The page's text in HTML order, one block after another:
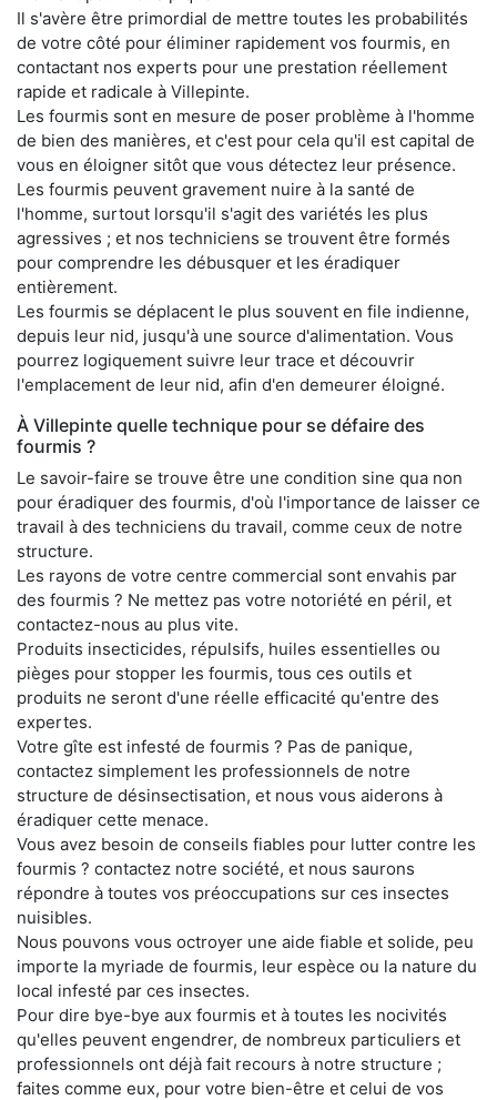
Il s'avère être primordial de mettre toutes les probabilités
de votre côté pour éliminer rapidement vos fourmis, en
contactant nos experts pour une prestation réellement
rapide et radicale à Villepinte.
Les fourmis sont en mesure de poser problème à l'homme
de bien des manières, et c'est pour cela qu'il est capital de
vous en éloigner sitôt que vous détectez leur présence.
Les fourmis peuvent gravement nuire à la santé de
l'homme, surtout lorsqu'il s'agit des variétés les plus
agressives ; et nos techniciens se trouvent être formés
pour comprendre les débusquer et les éradiquer
entièrement.
Les fourmis se déplacent le plus souvent en file indienne,
depuis leur nid, jusqu'à une source d'alimentation. Vous
pourrez logiquement suivre leur trace et découvrir
l'emplacement de leur nid, afin d'en demeurer éloigné.
À Villepinte quelle technique pour se défaire des
fourmis ?
Le savoir-faire se trouve être une condition sine qua non
pour éradiquer des fourmis, d'où l'importance de laisser ce
travail à des techniciens du travail, comme ceux de notre
structure.
Les rayons de votre centre commercial sont envahis par
des fourmis ? Ne mettez pas votre notoriété en péril, et
contactez-nous au plus vite.
Produits insecticides, répulsifs, huiles essentielles ou
pièges pour stopper les fourmis, tous ces outils et
produits ne seront d'une réelle efficacité qu'entre des
expertes.
Votre gîte est infesté de fourmis ? Pas de panique,
contactez simplement les professionnels de notre
structure de désinsectisation, et nous vous aiderons à
éradiquer cette menace.
Vous avez besoin de conseils fiables pour lutter contre les
fourmis ? contactez notre société, et nous saurons
répondre à toutes vos préoccupations sur ces insectes
nuisibles.
Nous pouvons vous octroyer une aide fiable et solide, peu
importe la myriade de fourmis, leur espèce ou la nature du
local infesté par ces insectes.
Pour dire bye-bye aux fourmis et à toutes les nocivités
qu'elles peuvent engendrer, de nombreux particuliers et
professionnels ont déjà fait recours à notre structure ;
faites comme eux, pour votre bien-être et celui de vos